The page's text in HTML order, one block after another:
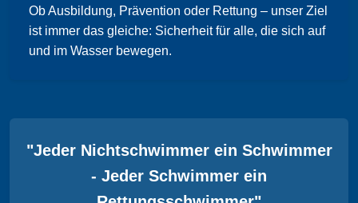
Ob Ausbildung, Prävention oder Rettung – unser Ziel
ist immer das gleiche: Sicherheit für alle, die sich auf
und im Wasser bewegen.
"Jeder Nichtschwimmer ein Schwimmer
- Jeder Schwimmer ein